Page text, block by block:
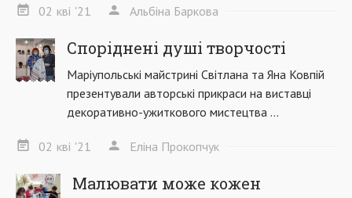
02 кві '21 Альбіна Баркова
Споріднені душі творчості
Маріупольські майстрині Світлана та Яна Ковпій
презентували авторські прикраси на виставці
декоративно-ужиткового мистецтва ...
02 кві '21 Еліна Прокопчук
Малювати може кожен